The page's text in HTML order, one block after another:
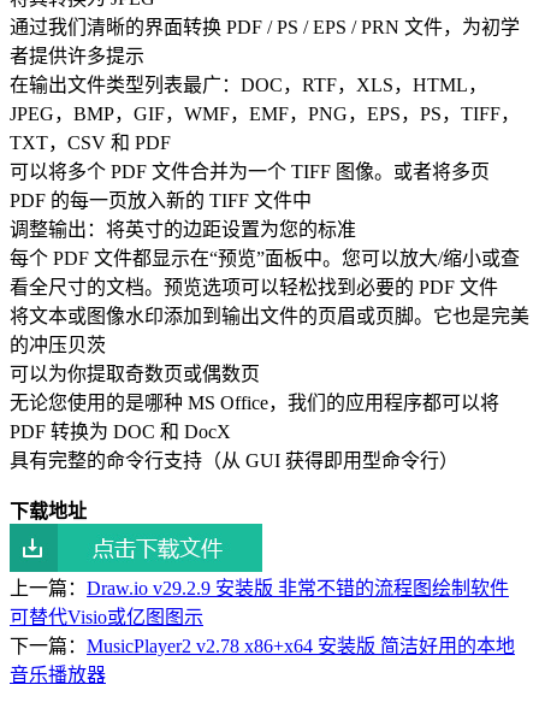
通过我们清晰的界面转换 PDF / PS / EPS / PRN 文件，为初学
者提供许多提示
在输出文件类型列表最广：DOC，RTF，XLS，HTML，
JPEG，BMP，GIF，WMF，EMF，PNG，EPS，PS，TIFF，
TXT，CSV 和 PDF
可以将多个 PDF 文件合并为一个 TIFF 图像。或者将多页
PDF 的每一页放入新的 TIFF 文件中
调整输出：将英寸的边距设置为您的标准
每个 PDF 文件都显示在“预览”面板中。您可以放大/缩小或查
看全尺寸的文档。预览选项可以轻松找到必要的 PDF 文件
将文本或图像水印添加到输出文件的页眉或页脚。它也是完美
的冲压贝茨
可以为你提取奇数页或偶数页
无论您使用的是哪种 MS Office，我们的应用程序都可以将
PDF 转换为 DOC 和 DocX
具有完整的命令行支持（从 GUI 获得即用型命令行）
下载地址
上一篇： Draw.io v29.2.9 安装版 非常不错的流程图绘制软件
可替代Visio或亿图图示
下一篇： MusicPlayer2 v2.78 x86+x64 安装版 简洁好用的本地
音乐播放器